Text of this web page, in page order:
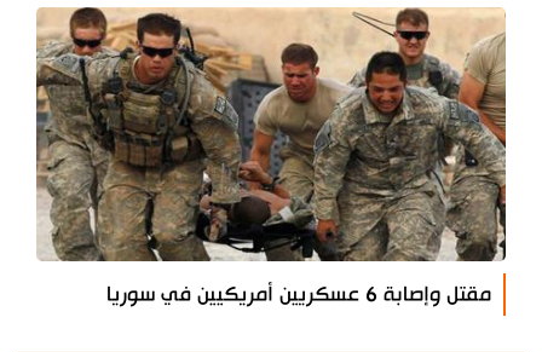
مقتل وإصابة 6 عسكريين أمريكيين في سوريا